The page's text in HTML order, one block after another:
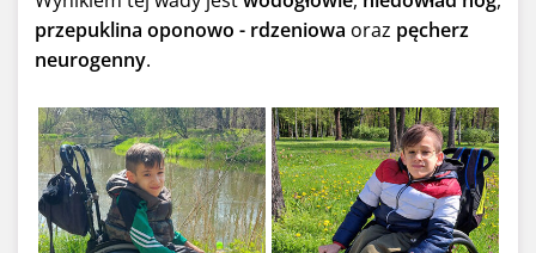
przepuklina oponowo - rdzeniowa oraz pęcherz
neurogenny.